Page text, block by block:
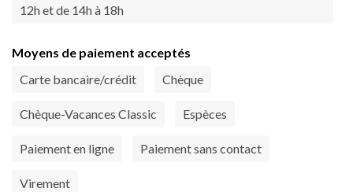
12h et de 14h à 18h
Moyens de paiement acceptés
Carte bancaire/crédit
Chèque
Chèque-Vacances Classic Espèces
Paiement en ligne Paiement sans contact
Virement